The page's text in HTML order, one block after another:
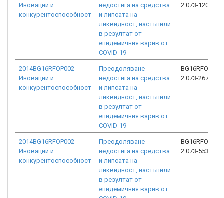
Иновации и
конкурентоспособност
недостига на средства
и липсата на
ликвидност, настъпили
в резултат от
епидемичния взрив от
COVID-19
2.073-1201-
2014BG16RFOP002
Иновации и
конкурентоспособност
Преодоляване
недостига на средства
и липсата на
ликвидност, настъпили
в резултат от
епидемичния взрив от
COVID-19
BG16RFOP002-
2.073-2672-
2014BG16RFOP002
Иновации и
конкурентоспособност
Преодоляване
недостига на средства
и липсата на
ликвидност, настъпили
в резултат от
епидемичния взрив от
BG16RFOP002-
2.073-5539-